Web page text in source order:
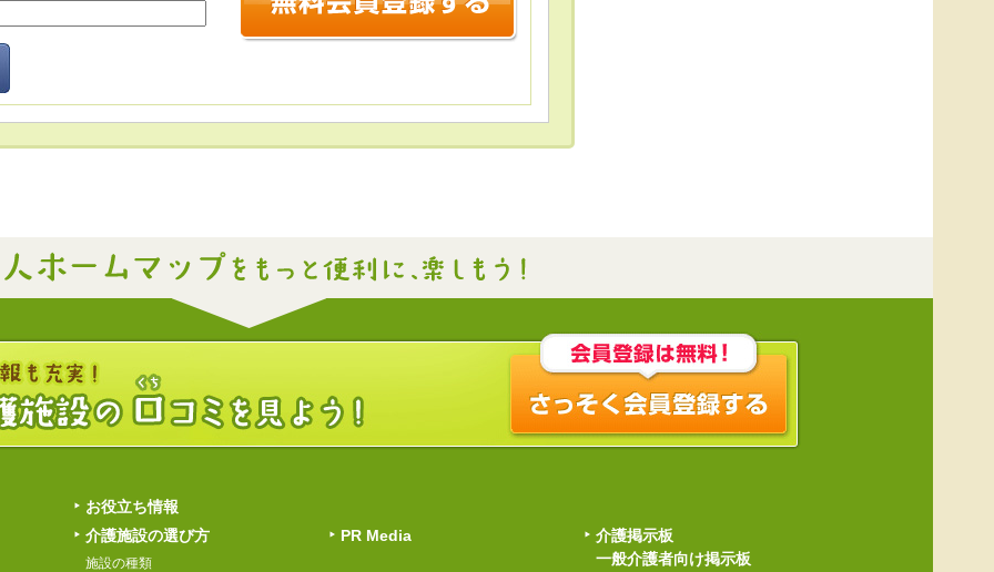
お役立ち情報
介護施設の選び方
施設の種類
PR Media
介護掲示板
一般介護者向け掲示板